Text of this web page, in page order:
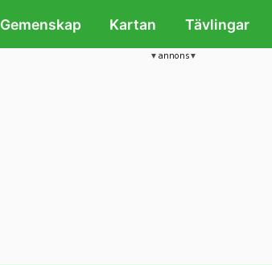
Gemenskap Kartan Tävlingar
annons